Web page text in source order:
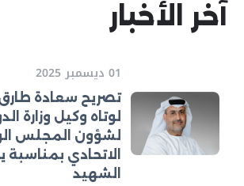
آخر الأخبار
01 ديسمبر 2025
تصريح سعادة
لوتاه وكيل وزارة
لشؤون المجلس
الاتحادي بمناسبة
الشهيد